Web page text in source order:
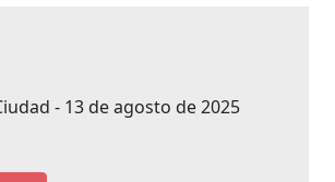
- 13 de agosto de 2025